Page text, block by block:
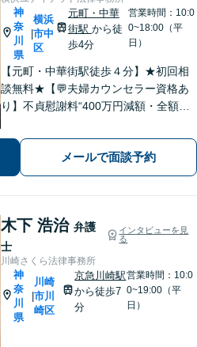
神
奈
川
県
|
横浜
市中
区
元町・中華
街駅 から徒
歩4分
営業時間：10:0
0~18:00（平
日）
【元町・中華街駅徒歩４分】★初回相
談無料★【💬夫婦カウンセラー資格あ
り】不貞慰謝料“400万円減額・全額免
ルも◎【スムーズな対応】お話をじっ
くりお聞きします【LINE・メール24時
間受付中】
メールで面談予約
木下 浩治 弁護
士
インタビューを見
る
川崎さくら法律事務所
神
奈
川
県
|
川崎
市川
崎区
京急川崎駅
から徒歩7
分
営業時間：10:0
0~19:00（平
日）